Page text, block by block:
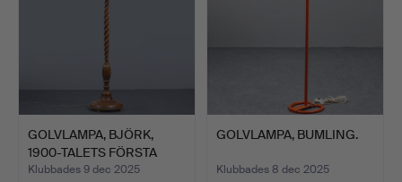
GOLVLAMPA, BJÖRK,
1900-TALETS FÖRSTA
HÄLFT.
Klubbades 9 dec 2025
GOLVLAMPA, BUMLING.
Klubbades 8 dec 2025